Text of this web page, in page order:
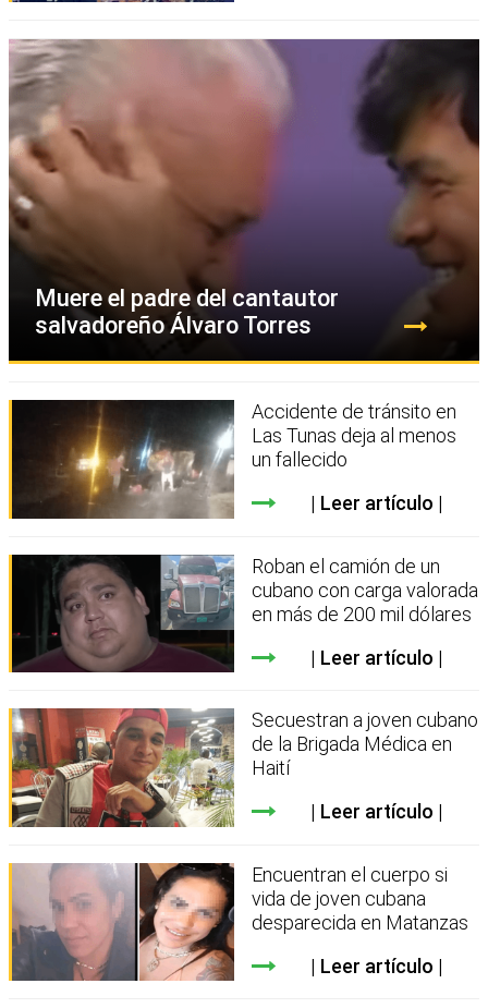
Muere el padre del cantautor
salvadoreño Álvaro Torres
Accidente de tránsito en
Las Tunas deja al menos
un fallecido
Leer artículo
Roban el camión de un
cubano con carga valorada
en más de 200 mil dólares
Leer artículo
Secuestran a joven cubano
de la Brigada Médica en
Haití
Leer artículo
Encuentran el cuerpo si
vida de joven cubana
desparecida en Matanzas
Leer artículo